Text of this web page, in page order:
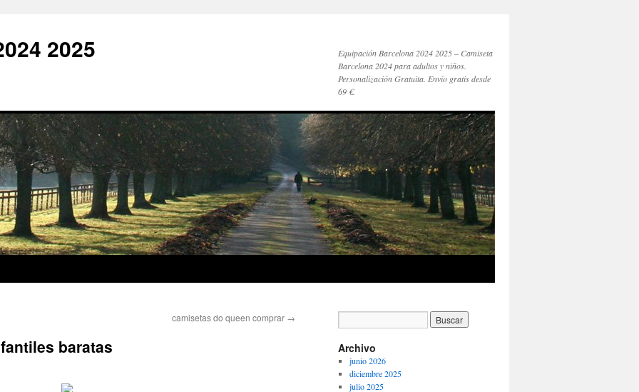
2025
Equipación Barcelona 2024 2025 – Camiseta
Barcelona 2024 para adultos y niños.
Personalización Gratuita. Envío gratis desde
69 €.
camisetas do queen comprar →
baratas Archivo
junio 2026
diciembre 2025
julio 2025